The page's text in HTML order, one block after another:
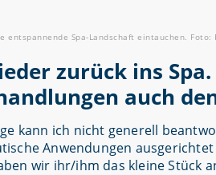
entspannende Spa-Landschaft eintauchen.
zurück ins
auch
kann ich nicht generell
Anwendungen
wir ihr/ihm das kleine Stück